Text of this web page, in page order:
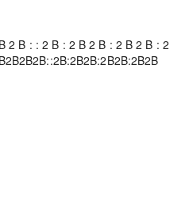
2 B : : 2 B : 2 B 2 B : 2 B 2 B : 2